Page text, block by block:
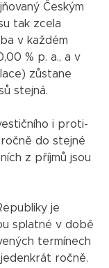
Českým
tak zcela
v každém
% p. a., a v
zůstane
stejná.
i proti-
do stejné
z příjmů jsou
je
splatné v době
termínech
ročně.